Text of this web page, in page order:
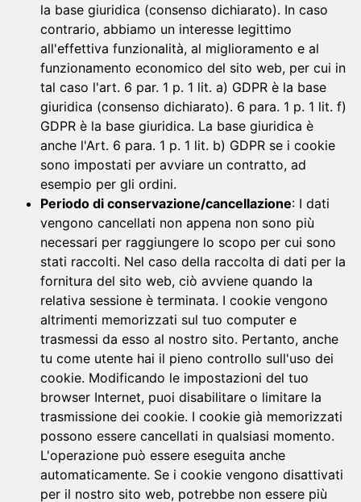
la base giuridica (consenso dichiarato). In caso
contrario, abbiamo un interesse legittimo
all'effettiva funzionalità, al miglioramento e al
funzionamento economico del sito web, per cui in
tal caso l'art. 6 par. 1 p. 1 lit. a) GDPR è la base
giuridica (consenso dichiarato). 6 para. 1 p. 1 lit. f)
GDPR è la base giuridica. La base giuridica è
anche l'Art. 6 para. 1 p. 1 lit. b) GDPR se i cookie
sono impostati per avviare un contratto, ad
esempio per gli ordini.
Periodo di conservazione/cancellazione: I dati
vengono cancellati non appena non sono più
necessari per raggiungere lo scopo per cui sono
stati raccolti. Nel caso della raccolta di dati per la
fornitura del sito web, ciò avviene quando la
relativa sessione è terminata. I cookie vengono
altrimenti memorizzati sul tuo computer e
trasmessi da esso al nostro sito. Pertanto, anche
tu come utente hai il pieno controllo sull'uso dei
cookie. Modificando le impostazioni del tuo
browser Internet, puoi disabilitare o limitare la
trasmissione dei cookie. I cookie già memorizzati
possono essere cancellati in qualsiasi momento.
L'operazione può essere eseguita anche
automaticamente. Se i cookie vengono disattivati
per il nostro sito web, potrebbe non essere più